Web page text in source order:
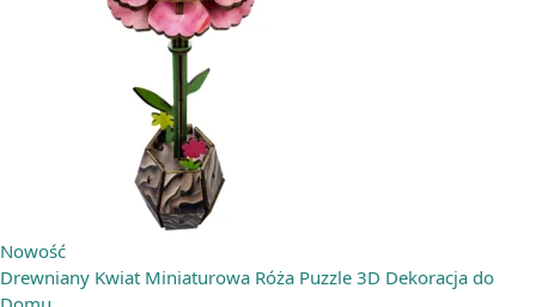
Nowość
Drewniany Kwiat Miniaturowa Róża Puzzle 3D Dekoracja do